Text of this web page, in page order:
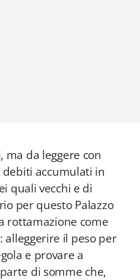
ma da leggere con
accumulati in
quali vecchi e di
per questo Palazzo
rottamazione come
: alleggerire il peso per
e provare a
di somme che,